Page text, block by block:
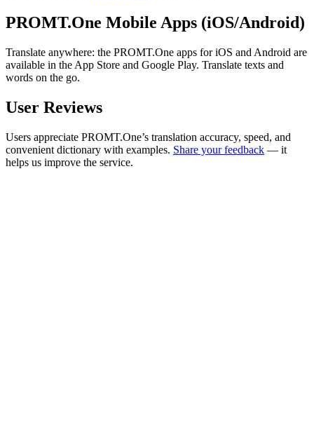
PROMT.One Mobile Apps (iOS/Android)
Translate anywhere: the PROMT.One apps for iOS and Android are
available in the App Store and Google Play. Translate texts and
words on the go.
User Reviews
Users appreciate PROMT.One’s translation accuracy, speed, and
convenient dictionary with examples. Share your feedback — it
helps us improve the service.